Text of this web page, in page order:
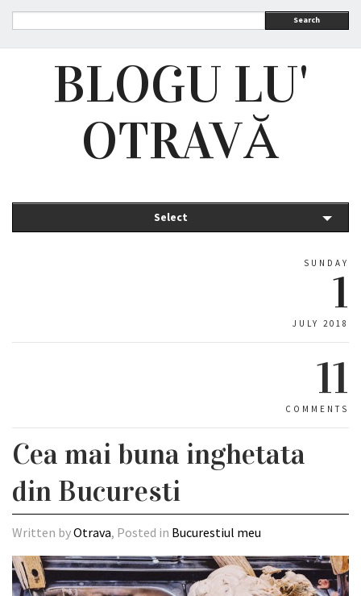
Search
BLOGU LU'
OTRAVĂ
Select
SUNDAY
1
JULY 2018
11
COMMENTS
Cea mai buna inghetata
din Bucuresti
Written byOtrava, Posted in Bucurestiul meu